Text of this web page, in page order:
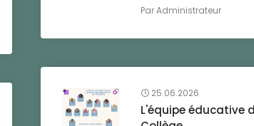
ParAdministrateur
25.06.2026
L'équipe éducative